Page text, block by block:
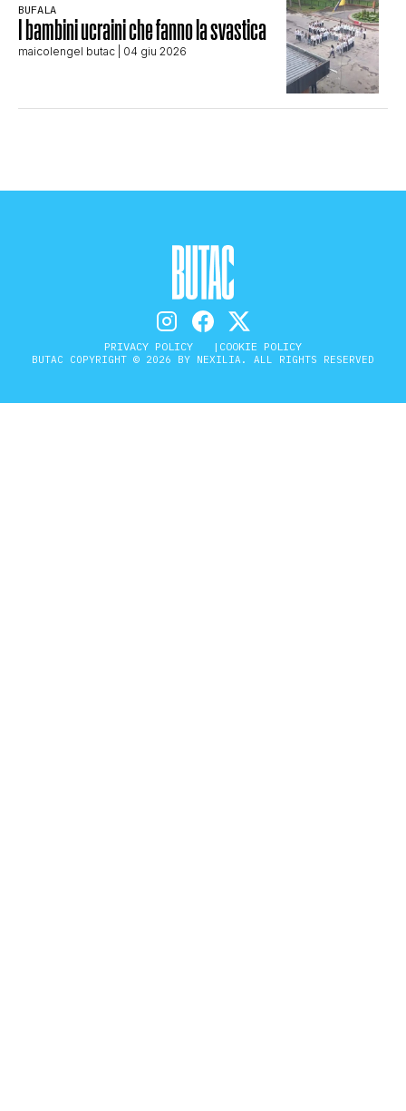
BUFALA
I bambini ucraini che fanno la svastica
maicolengel butac | 04 giu 2026
PRIVACY POLICY COOKIE POLICY
BUTAC COPYRIGHT © 2026 BY NEXILIA. ALL RIGHTS RESERVED